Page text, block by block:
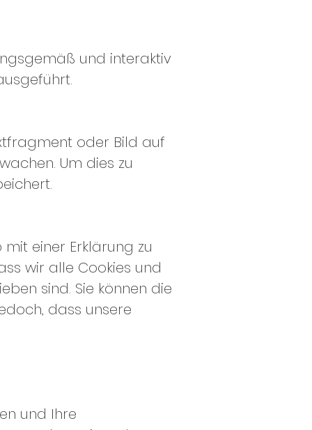
und interaktiv
oder Bild auf
Um dies zu
einer Erklärung zu
wir alle Cookies und
sind. Sie können die
dass unsere
und Ihre